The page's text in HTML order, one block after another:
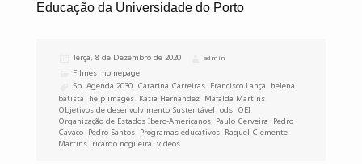
Educação da Universidade do Porto
Publicado
Terça, 8 de Dezembro de 2020 Autor
admin
Categorias
Filmes homepage
Etiquetas
5p ,Agenda 2030 Catarina Carreiras Francisco Lança
helena
batista
help images Katia Hernandez Mafalda Martins
Objetivos de desenvolvimento Sustentável ,ods OEI
Organização de Estados Ibero-Americanos Paulo Cerveira
Pedro
Cavaco Pedro Santos Programas educativos Raquel Clemente
Martins ricardo nogueira ,vídeos